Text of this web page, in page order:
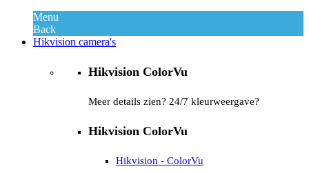
Menu
Back
Hikvision camera's
Hikvision ColorVu
Meer details zien? 24/7 kleurweergave?
Hikvision ColorVu
Hikvision - ColorVu